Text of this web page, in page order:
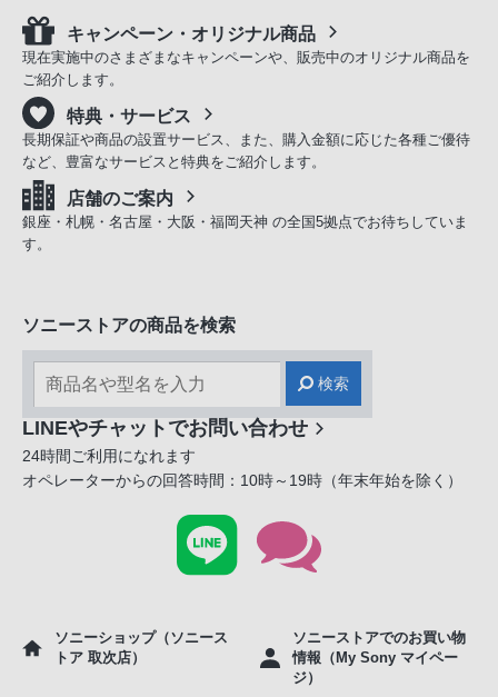
キャンペーン・オリジナル商品
現在実施中のさまざまなキャンペーンや、販売中のオリジナル商品を
ご紹介します。
特典・サービス
長期保証や商品の設置サービス、また、購入金額に応じた各種ご優待
など、豊富なサービスと特典をご紹介します。
店舗のご案内
銀座・札幌・名古屋・大阪・福岡天神 の全国5拠点でお待ちしていま
す。
ソニーストアの商品を検索
検索
LINEやチャットでお問い合わせ
24時間ご利用になれます
オペレーターからの回答時間：10時～19時（年末年始を除く）
ソニーショップ（ソニース
トア 取次店）
ソニーストアでのお買い物
情報（My Sony マイペー
ジ）